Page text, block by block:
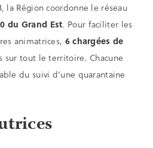
la Région coordonne le réseau
du Grand Est. Pour faciliter les
animatrices, 6 chargées de
sur tout le territoire. Chacune
du suivi d’une quarantaine